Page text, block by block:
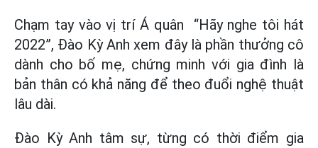
Chạm tay vào vị trí Á quân “Hãy nghe tôi hát
2022”, Đào Kỳ Anh xem đây là phần thưởng cô
dành cho bố mẹ, chứng minh với gia đình là
bản thân có khả năng để theo đuổi nghệ thuật
lâu dài.
Đào Kỳ Anh tâm sự, từng có thời điểm gia